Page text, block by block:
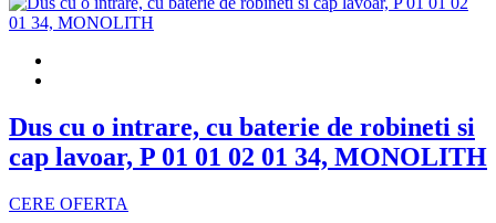
Dus cu o intrare, cu baterie de robineti si
cap lavoar, P 01 01 02 01 34, MONOLITH
CERE OFERTA